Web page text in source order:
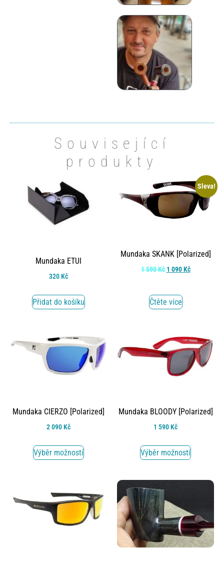
Související
produkty
Mundaka ETUI
320Kč
Přidat do košíku
Sleva!
Mundaka SKANK [Polarized]
1 590Kč 1 090Kč
Čtěte více
Mundaka CIERZO [Polarized]
2 090Kč
Výběr možností
Mundaka BLOODY [Polarized]
1 590Kč
Výběr možností